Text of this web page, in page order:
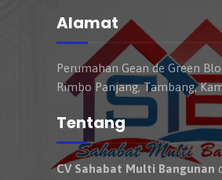
Alamat
Perumahan Gean de Green
Rimbo Panjang, Tambang,
Tentang
CV Sahabat Multi Bangunan